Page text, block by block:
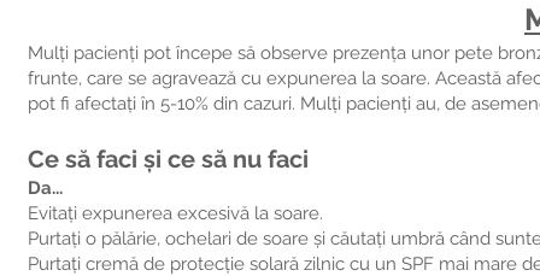
Mulți pacienți pot începe să observe prezența unor pete
frunte, care se agravează cu expunerea la soare. Această
pot fi afectați în 5-10% din cazuri. Mulți pacienți au, de
Ce să faci și ce să nu faci
Da...
Evitați expunerea excesivă la soare.
Purtați o pălărie, ochelari de soare și căutați umbră când
Purtați cremă de protecție solară zilnic cu un SPF mai mare